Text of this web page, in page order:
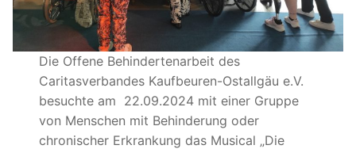
Die Offene Behindertenarbeit des
Caritasverbandes Kaufbeuren-Ostallgäu e.V.
besuchte am 22.09.2024 mit einer Gruppe
von Menschen mit Behinderung oder
chronischer Erkrankung das Musical „Die